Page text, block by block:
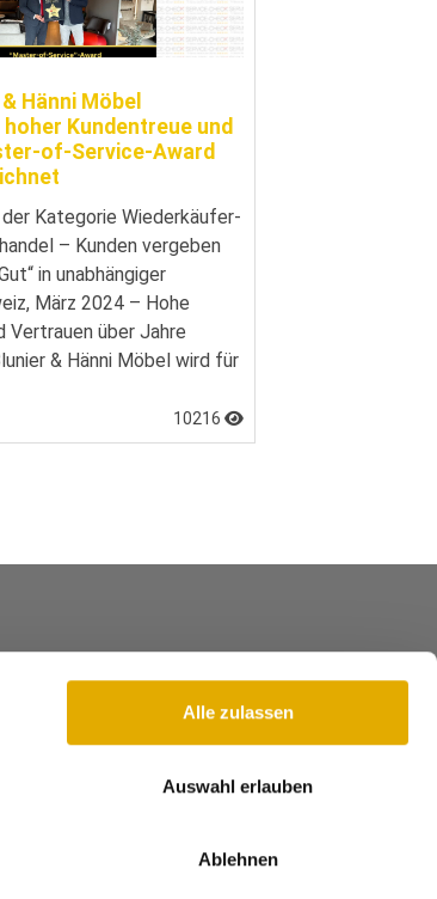
Alle zulassen
Auswahl erlauben
Ablehnen
Hänni Möbel
Kundentreue und
of-Service-Award
Kategorie Wiederkäufer-
– Kunden vergeben
in unabhängiger
März 2024 – Hohe
Vertrauen über Jahre
& Hänni Möbel wird für
10216